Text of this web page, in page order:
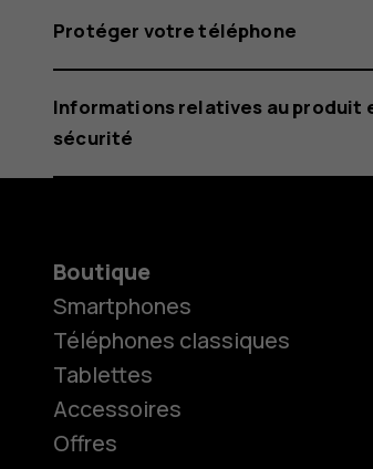
Protéger votre téléphone
Informations relatives au produit
sécurité
Boutique
Smartphones
Téléphones classiques
Tablettes
Accessoires
Offres